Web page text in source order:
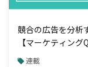
競合の広告を分析
【マーケティング
連載